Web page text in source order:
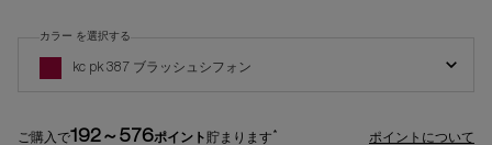
kc pk 387 ブラッシュシフォン
カラー を選択する
ご購入で 192～576ポイント貯まります * ポイントについて